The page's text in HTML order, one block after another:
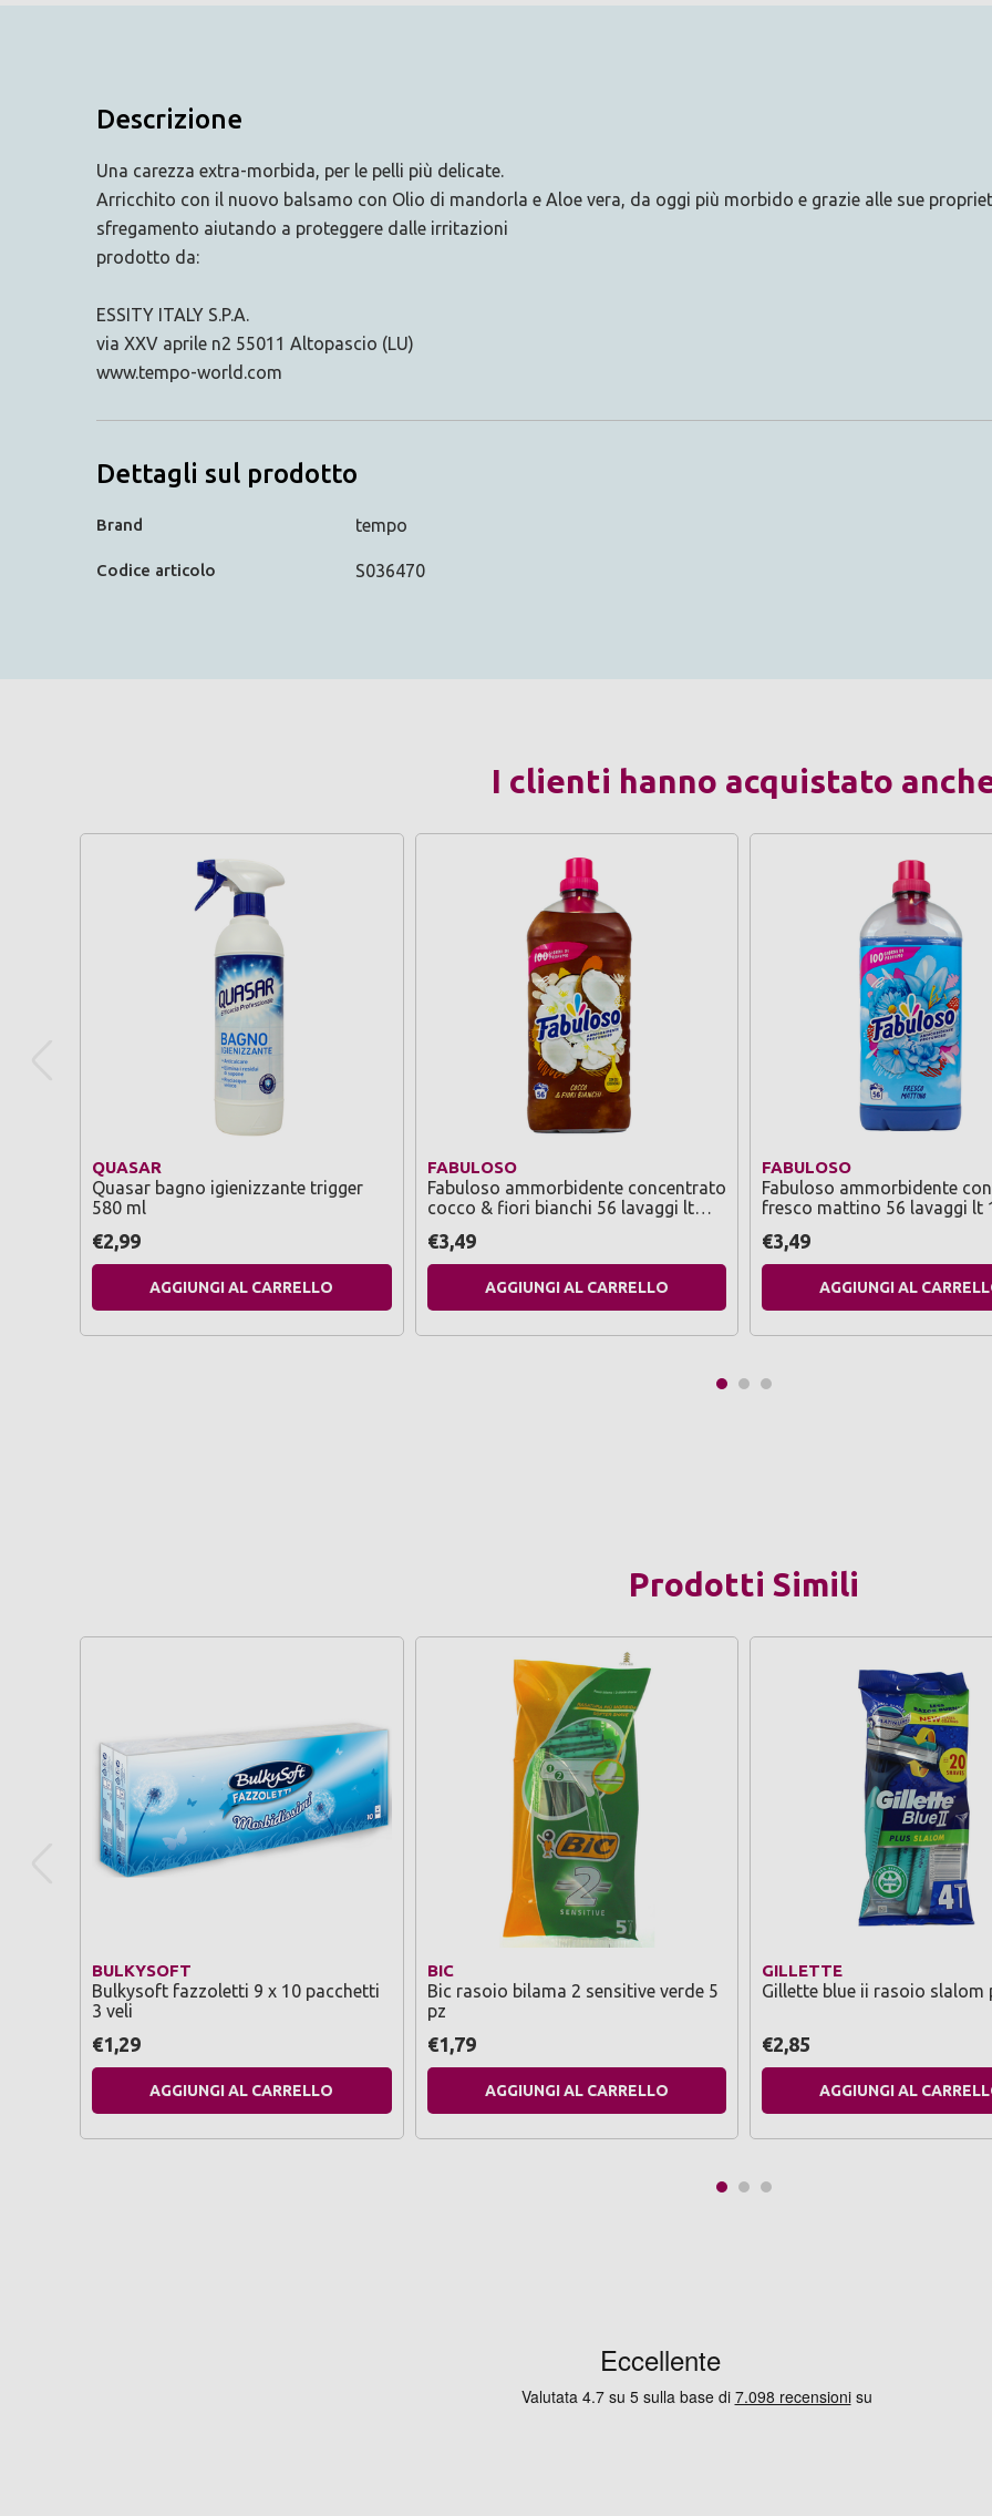
Descrizione
Una carezza extra-morbida, per le pelli più delicate.
Arricchito con il nuovo balsamo con Olio di mandorla e Aloe vera, da oggi più morbido e grazie alle sue
sfregamento aiutando a proteggere dalle irritazioni
prodotto da:
ESSITY ITALY S.P.A.
via XXV aprile n2 55011 Altopascio (LU)
www.tempo-world.com
Dettagli sul prodotto
Brand tempo
Codice articolo S036470
I clienti hanno acquistato
QUASAR
Quasar bagno igienizzante trigger
580 ml
€2,99
AGGIUNGI AL CARRELLO
FABULOSO
Fabuloso ammorbidente concentrato
cocco & fiori bianchi 56 lavaggi lt
€3,49
AGGIUNGI AL CARRELLO
FABULOSO
Fabuloso ammorbidente
fresco mattino 56 lavaggi lt
€3,49
AGGIUNGI AL
Prodotti Simili
BULKYSOFT
Bulkysoft fazzoletti 9 x 10 pacchetti
3 veli
€1,29
AGGIUNGI AL CARRELLO
BIC
Bic rasoio bilama 2 sensitive verde 5
pz
€1,79
AGGIUNGI AL CARRELLO
GILLETTE
Gillette blue ii rasoio slalom
€2,85
AGGIUNGI AL